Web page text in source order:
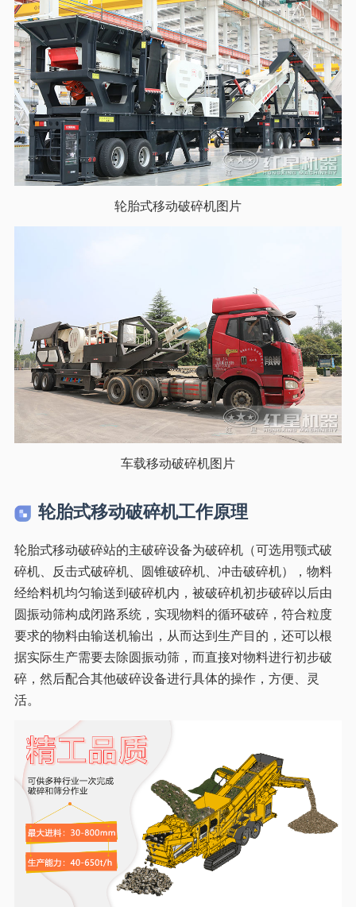
轮胎式移动破碎机图片
车载移动破碎机图片
轮胎式移动破碎机工作原理
轮胎式移动破碎站的主破碎设备为破碎机（可选用颚式破
碎机、反击式破碎机、圆锥破碎机、冲击破碎机），物料
经给料机均匀输送到破碎机内，被破碎机初步破碎以后由
圆振动筛构成闭路系统，实现物料的循环破碎，符合粒度
要求的物料由输送机输出，从而达到生产目的，还可以根
据实际生产需要去除圆振动筛，而直接对物料进行初步破
碎，然后配合其他破碎设备进行具体的操作，方便、灵
活。